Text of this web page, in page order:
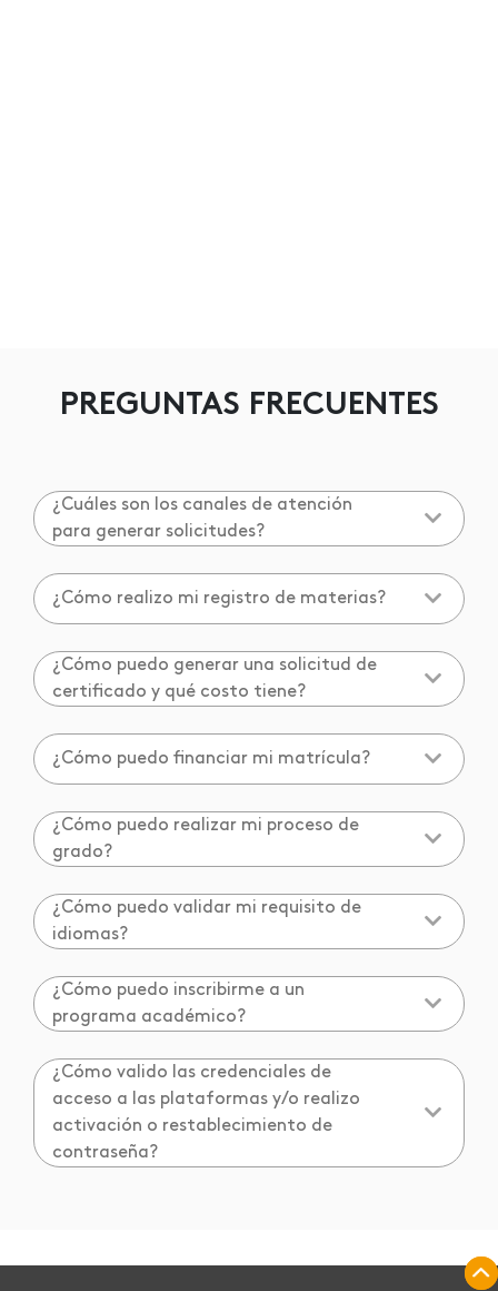
PREGUNTAS FRECUENTES
¿Cuáles son los canales de atención
para generar solicitudes?
¿Cómo realizo mi registro de materias?
¿Cómo puedo generar una solicitud de
certificado y qué costo tiene?
¿Cómo puedo financiar mi matrícula?
¿Cómo puedo realizar mi proceso de
grado?
¿Cómo puedo validar mi requisito de
idiomas?
¿Cómo puedo inscribirme a un
programa académico?
¿Cómo valido las credenciales de
acceso a las plataformas y/o realizo
activación o restablecimiento de
contraseña?